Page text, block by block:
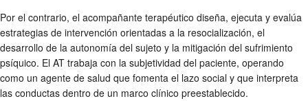
Por el contrario, el acompañante terapéutico diseña, ejecuta y evalúa
estrategias de intervención orientadas a la resocialización, el
desarrollo de la autonomía del sujeto y la mitigación del sufrimiento
psíquico. El AT trabaja con la subjetividad del paciente, operando
como un agente de salud que fomenta el lazo social y que interpreta
las conductas dentro de un marco clínico preestablecido.